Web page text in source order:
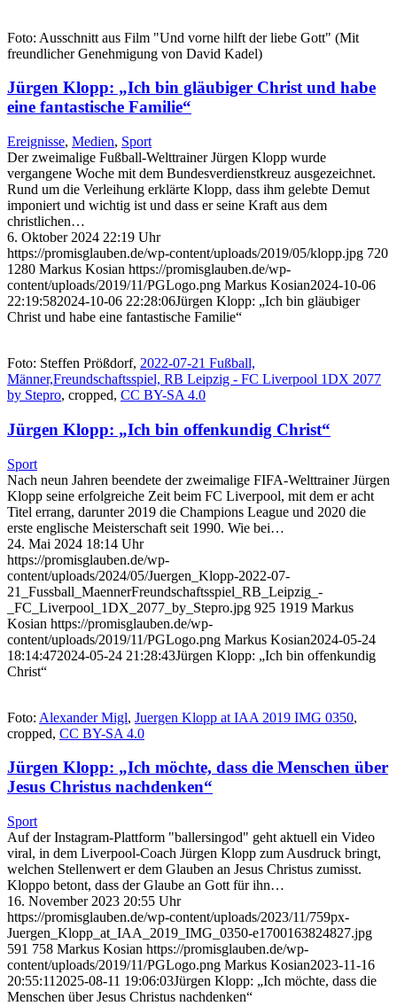
Foto: Ausschnitt aus Film "Und vorne hilft der liebe Gott" (Mit
freundlicher Genehmigung von David Kadel)
Jürgen Klopp: „Ich bin gläubiger Christ und habe
eine fantastische Familie“
Ereignisse, Medien, Sport
Der zweimalige Fußball-Welttrainer Jürgen Klopp wurde
vergangene Woche mit dem Bundesverdienstkreuz ausgezeichnet.
Rund um die Verleihung erklärte Klopp, dass ihm gelebte Demut
imponiert und wichtig ist und dass er seine Kraft aus dem
christlichen…
6. Oktober 2024 22:19 Uhr
https://promisglauben.de/wp-content/uploads/2019/05/klopp.jpg 720
1280 Markus Kosian https://promisglauben.de/wp-
content/uploads/2019/11/PGLogo.png Markus Kosian2024-10-06
22:19:582024-10-06 22:28:06Jürgen Klopp: „Ich bin gläubiger
Christ und habe eine fantastische Familie“
Foto: Steffen Prößdorf, 2022-07-21 Fußball,
Männer,Freundschaftsspiel, RB Leipzig - FC Liverpool 1DX 2077
by Stepro, cropped, CC BY-SA 4.0
Jürgen Klopp: „Ich bin offenkundig Christ“
Sport
Nach neun Jahren beendete der zweimalige FIFA-Welttrainer Jürgen
Klopp seine erfolgreiche Zeit beim FC Liverpool, mit dem er acht
Titel errang, darunter 2019 die Champions League und 2020 die
erste englische Meisterschaft seit 1990. Wie bei…
24. Mai 2024 18:14 Uhr
https://promisglauben.de/wp-
content/uploads/2024/05/Juergen_Klopp-2022-07-
21_Fussball_MaennerFreundschaftsspiel_RB_Leipzig_-
_FC_Liverpool_1DX_2077_by_Stepro.jpg 925 1919 Markus
Kosian https://promisglauben.de/wp-
content/uploads/2019/11/PGLogo.png Markus Kosian2024-05-24
18:14:472024-05-24 21:28:43Jürgen Klopp: „Ich bin offenkundig
Christ“
Foto: Alexander Migl, Juergen Klopp at IAA 2019 IMG 0350,
cropped, CC BY-SA 4.0
Jürgen Klopp: „Ich möchte, dass die Menschen über
Jesus Christus nachdenken“
Sport
Auf der Instagram-Plattform "ballersingod" geht aktuell ein Video
viral, in dem Liverpool-Coach Jürgen Klopp zum Ausdruck bringt,
welchen Stellenwert er dem Glauben an Jesus Christus zumisst.
Kloppo betont, dass der Glaube an Gott für ihn…
16. November 2023 20:55 Uhr
https://promisglauben.de/wp-content/uploads/2023/11/759px-
Juergen_Klopp_at_IAA_2019_IMG_0350-e1700163824827.jpg
591 758 Markus Kosian https://promisglauben.de/wp-
content/uploads/2019/11/PGLogo.png Markus Kosian2023-11-16
20:55:11 2025-08-11 19:06:03Jürgen Klopp: „Ich möchte, dass die
Menschen über Jesus Christus nachdenken“